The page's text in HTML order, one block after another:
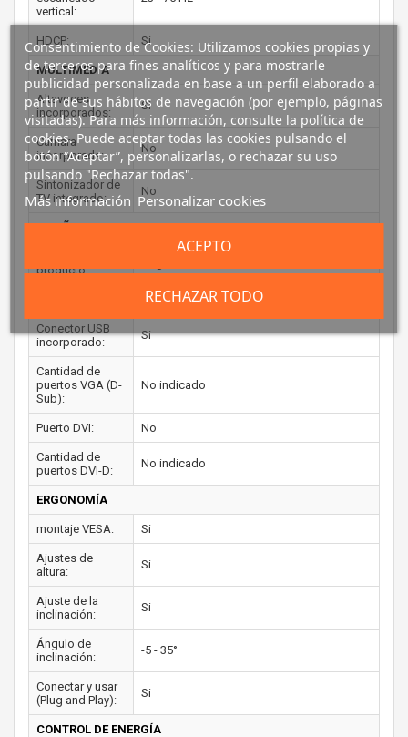
vertical:
HDCP: Si
MULTIMEDIA
Altavoces
incorporados:
Si
Cámara
incorporada:
No
Sintonizador de
TV integrado:
No
DISEÑO
producto:
PUERTOS E INTERFACES
Conector USB
incorporado:
Si
Cantidad de
puertos VGA (D-
Sub):
No indicado
Puerto DVI: No
Cantidad de
puertos DVI-D:
No indicado
ERGONOMÍA
montaje VESA: Si
Ajustes de
altura:
Si
Ajuste de la
inclinación:
Si
Ángulo de
inclinación:
-5 - 35°
Conectar y usar
(Plug and Play):
Si
CONTROL DE ENERGÍA
Consentimiento de Cookies: Utilizamos cookies propias y
de terceros para fines analíticos y para mostrarle
publicidad personalizada en base a un perfil elaborado a
partir de sus hábitos de navegación (por ejemplo, páginas
visitadas). Para más información, consulte la política de
cookies. Puede aceptar todas las cookies pulsando el
botón “Aceptar”, personalizarlas, o rechazar su uso
pulsando "Rechazar todas".
Más información Personalizar cookies
RECHAZAR TODO
ACEPTO